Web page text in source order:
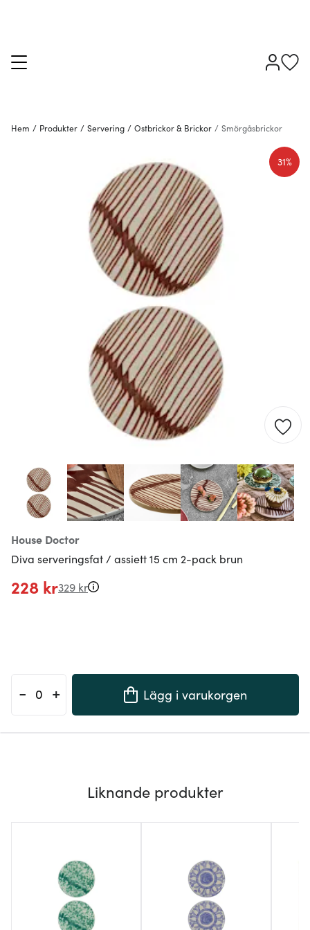
Hem / Produkter / Servering / Ostbrickor & Brickor / Smörgåsbrickor
House Doctor
Diva serveringsfat / assiett 15 cm 2-pack brun
31%
228 kr329 kr
- + Lägg i varukorgen
Liknande produkter